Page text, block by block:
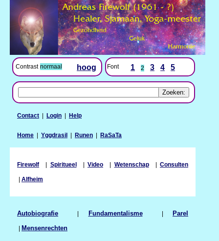
Contrast normaal hoog Font 1 2 3 4 5
Contact | Login | Help
Home | Yggdrasil | Runen | RaSaTa
Firewolf | Spiritueel| Video | Wetenschap| Consulten
| Alfheim
Autobiografie | Fundamentalisme| Parel
| Mensenrechten